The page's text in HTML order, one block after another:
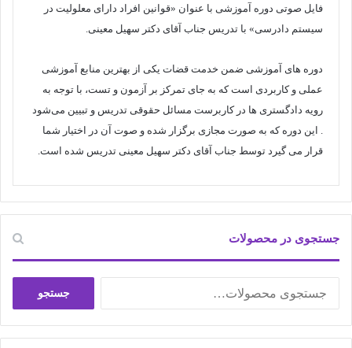
فایل صوتی دوره آموزشی با عنوان «قوانین افراد دارای معلولیت در
سیستم دادرسی» با تدریس جناب آقای دکتر سهیل معینی.
دوره های آموزشی ضمن خدمت قضات یکی از بهترین منابع آموزشی
عملی و کاربردی است که به جای تمرکز بر آزمون و تست، با توجه به
رویه دادگستری ها در کاربرست مسائل حقوقی تدریس و تبیین می‌شود
. این دوره که به صورت مجازی برگزار شده و صوت آن در اختیار شما
قرار می گیرد توسط جناب آقای دکتر سهیل معینی تدریس شده است.
جستجوی در محصولات
برای:
جستجو